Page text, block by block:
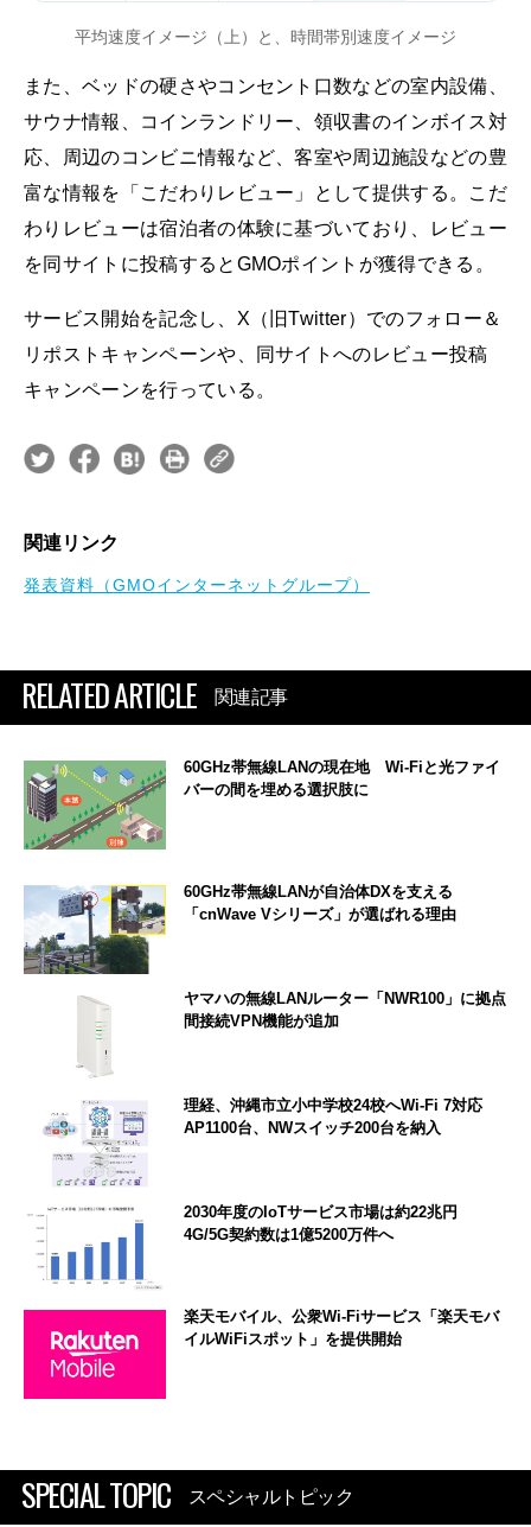
平均速度イメージ（上）と、時間帯別速度イメージ
また、ベッドの硬さやコンセント口数などの室内設備、
サウナ情報、コインランドリー、領収書のインボイス対
応、周辺のコンビニ情報など、客室や周辺施設などの豊
富な情報を「こだわりレビュー」として提供する。こだ
わりレビューは宿泊者の体験に基づいており、レビュー
を同サイトに投稿するとGMOポイントが獲得できる。
サービス開始を記念し、X（旧Twitter）でのフォロー＆
リポストキャンペーンや、同サイトへのレビュー投稿
キャンペーンを行っている。
関連リンク
発表資料（GMOインターネットグループ）
RELATED ARTICLE 関連記事
60GHz帯無線LANの現在地 Wi-Fiと光ファイ
バーの間を埋める選択肢に
60GHz帯無線LANが自治体DXを支える
「cnWave Vシリーズ」が選ばれる理由
ヤマハの無線LANルーター「NWR100」に拠点
間接続VPN機能が追加
理経、沖縄市立小中学校24校へWi-Fi 7対応
AP1100台、NWスイッチ200台を納入
2030年度のIoTサービス市場は約22兆円
4G/5G契約数は1億5200万件へ
楽天モバイル、公衆Wi-Fiサービス「楽天モバ
イルWiFiスポット」を提供開始
SPECIAL TOPIC スペシャルトピック